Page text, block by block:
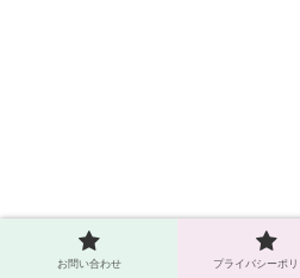
お問い合わせ プライバシーポ